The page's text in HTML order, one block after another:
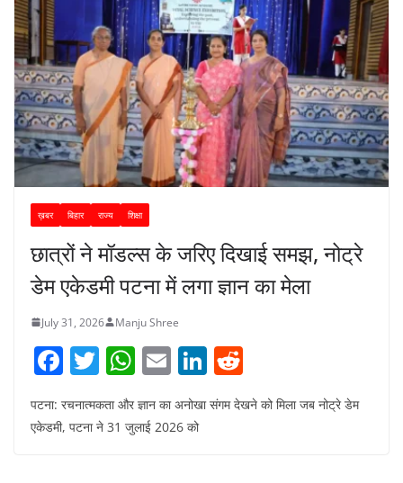
ख़बर बिहार राज्य शिक्षा
छात्रों ने मॉडल्स के जरिए दिखाई समझ, नोट्रे
डेम एकेडमी पटना में लगा ज्ञान का मेला
July 31, 2026 Manju Shree
F
c
T
itt
W
at
E
m
ai
Li
n
k
e
d
पटना: रचनात्मकता और ज्ञान का अनोखा संगम देखने को मिला जब नोट्रे डेम
एकेडमी, पटना ने 31 जुलाई 2026 को